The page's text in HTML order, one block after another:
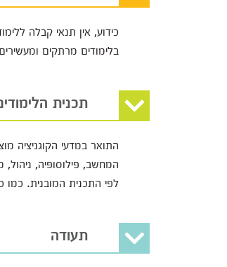
כידוע, אין תנאי קבלה
בלימודים מרתקים
תכנית
התואר במדעי הקוגניציה
לפי התכנית המובנית.
תעודה